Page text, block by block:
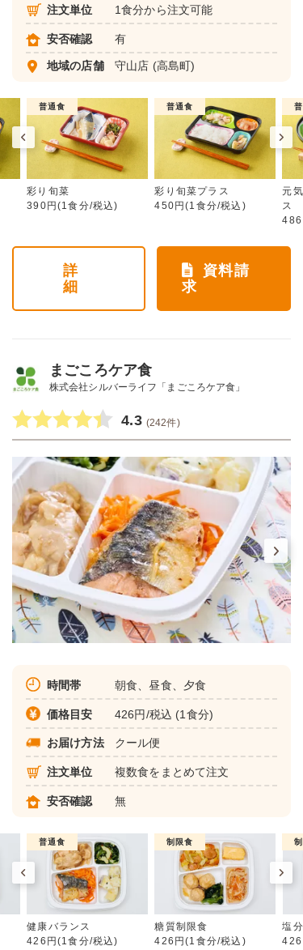
注文単位 1食分から注文可能
安否確認 有
地域の店舗 守山店 (高島町)
普通食
彩り旬菜
390円(1食分/税込)
普通食
彩り旬菜プラス
450円(1食分/税込)
元
ス
詳
細
資料請
求
まごころケア食
株式会社シルバーライフ「まごころケア食」
4.3 (242件)
時間帯 朝食、昼食、夕食
価格目安 426円/税込 (1食分)
お届け方法 クール便
注文単位 複数食をまとめて注文
安否確認 無
普通食
健康バランス
426円(1食分/税込)
制限食
糖質制限食
426円(1食分/税込)
塩